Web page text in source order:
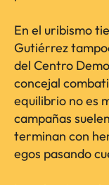
En el uribismo
Gutiérrez
del Centro
concejal
equilibrio no es
campañas
terminan con
egos pasando